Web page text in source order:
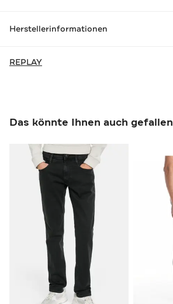
Herstellerinformationen
REPLAY
Das könnte Ihnen auch gefallen